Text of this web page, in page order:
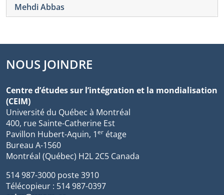
Mehdi Abbas
NOUS JOINDRE
Centre d’études sur l’intégration et la mondialisation
(CEIM)
Université du Québec à Montréal
400, rue Sainte-Catherine Est
Pavillon Hubert-Aquin, 1er étage
Bureau A-1560
Montréal (Québec) H2L 2C5 Canada
514 987-3000 poste 3910
Télécopieur : 514 987-0397